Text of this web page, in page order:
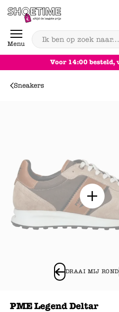
Skip to content
Menu
Sneakers
DRAAI MIJ ROND
PME Legend Deltar